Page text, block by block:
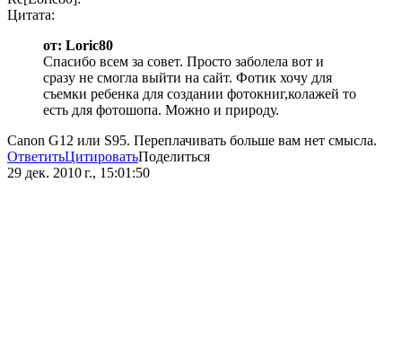
Цитата:
от: Loric80
Спасибо всем за совет. Просто заболела вот и
сразу не смогла выйти на сайт. Фотик хочу для
съемки ребенка для создании фотокниг,колажей то
есть для фотошопа. Можно и природу.
Canon G12 или S95. Переплачивать больше вам нет смысла.
ОтветитьЦитироватьПоделиться
29 дек. 2010 г., 15:01:50